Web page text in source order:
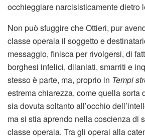
occhieggiare narcisisticamente dietro
Non può sfuggire che Ottieri, pur
classe operaia il soggetto e
messaggio, finisca per rivolgersi, di
borghesi infelici, dilaniati, smarriti e
stesso è parte, ma, proprio in Tempi
estrema chiarezza, come quella sorta
sia dovuta soltanto all’occhio
ma si stia aprendo nella coscienza di
classe operaia. Tra gli operai alla